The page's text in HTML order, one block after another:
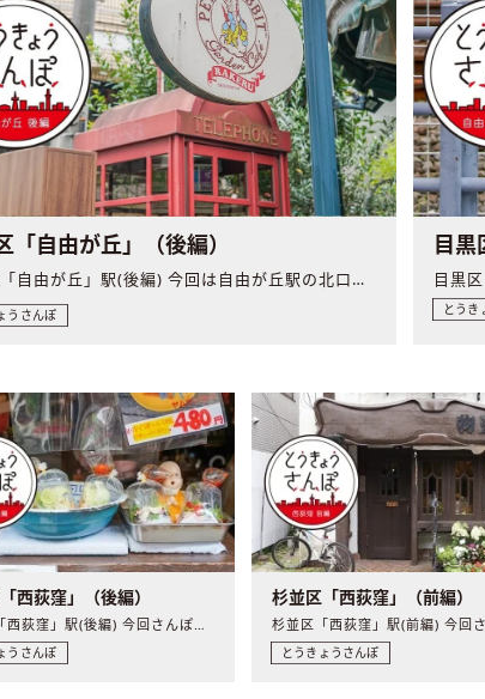
「自由が丘」（後編）
目黒区「自由が丘」駅(後編) 今回は自由が丘駅の北口から、..
うさんぽ
目黒
とうき
西荻窪」（後編）
杉並区「西荻窪」駅(後編) 今回さんぽしたのは西荻窪駅周辺..
うさんぽ
杉並区「西荻窪」（前編）
とうきょうさんぽ